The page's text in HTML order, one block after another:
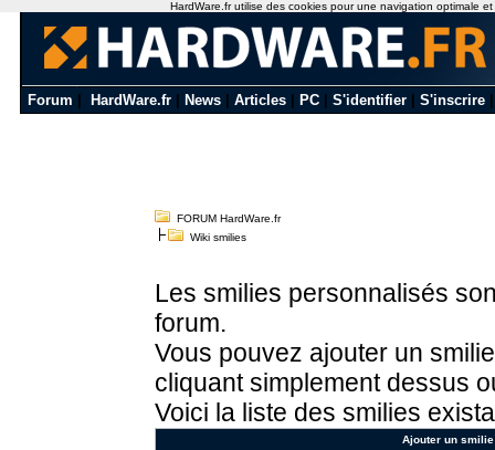
Forum HardWare.fr News Articles PC S'identifier S'inscrire
FORUM HardWare.fr
Wiki smilies
Les smilies personnalisés
forum.
Vous pouvez ajouter un
cliquant simplement dessus
Voici la liste des smilies
Ajouter un
HardWare.fr utilise des cookies pour une navigation optimale